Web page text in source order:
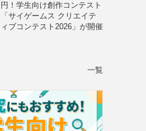
円！学生向け創作コンテスト
「サイゲームス クリエイテ
ィブコンテスト2026」が開催
一覧